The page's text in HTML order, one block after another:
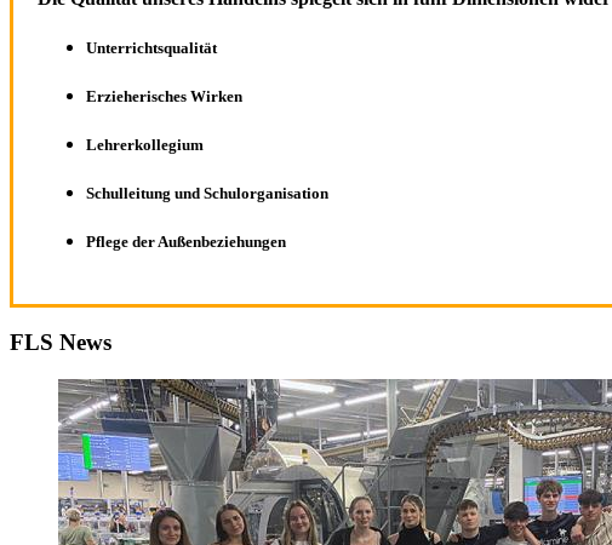
Unterrichtsqualität
Erzieherisches Wirken
Lehrerkollegium
Schulleitung und Schulorganisation
Pflege der Außenbeziehungen
FLS News